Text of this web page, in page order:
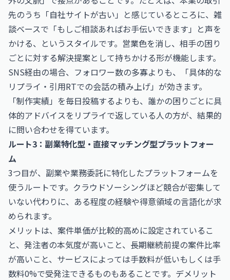
先のうち「自社サイトが古い」と感じているところに、雑
談ベースで「もしご相談あればお手伝いできます」と声を
かける、というスタイルです。営業色を消し、相手の困り
ごとに対する解決提案として持ちかける形が機能します。
SNS経由の場合、フォロワー数の多寡よりも、「具体的な
リプライ・引用RTでの会話の積み上げ」が効きます。
「制作実績」を毎日投稿するよりも、誰かの困りごとに具
体的アドバイスをリプライで返している人の方が、結果的
に問い合わせを得ています。
ルート3：副業特化型・直接マッチング型プラットフォー
ム
3つ目が、副業や業務委託に特化したプラットフォームを
使うルートです。クラウドソーシングほど競合が密集して
いない代わりに、ある程度の経験や得意領域の言語化が求
められます。
メリットは、案件単価が比較的高めに設定されているこ
と、発注者の本気度が高いこと、長期継続前提の案件比率
が高いこと、サービスによっては手数料が低いもしくは手
数料0%で受発注できるものもあることです。デメリット